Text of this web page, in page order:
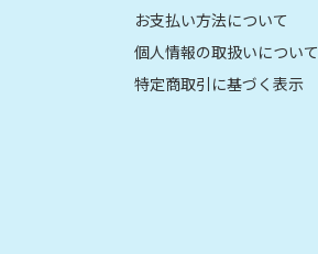
お支払い方法について
個人情報の取扱いについて
特定商取引に基づく表示